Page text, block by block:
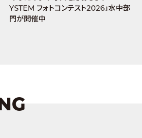
YSTEM フォトコンテスト2026」水中部
門が開催中